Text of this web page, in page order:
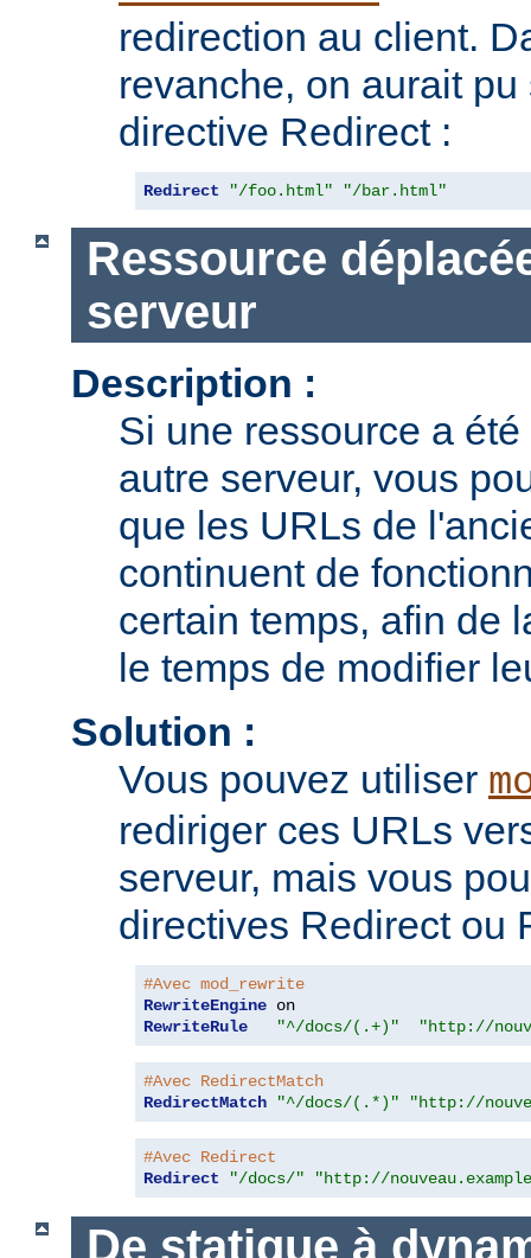
redirection au client.
revanche, on aurait
directive Redirect :
Redirect "/foo.html" "/bar.html"
Ressource
serveur
Description :
Si une ressource a
autre serveur, vous
que les URLs de
continuent de
certain temps, afin de
le temps de modifier
Solution :
Vous pouvez utiliser
rediriger ces URLs
serveur, mais vous
directives Redirect ou
#Avec mod_rewrite
RewriteEngine
RewriteRule
"^/docs/(.+)" "http://
#Avec RedirectMatch
RedirectMatch
"^/docs/(.*)" "http://
#Avec Redirect
Redirect
"/docs/" "http://
De statique à